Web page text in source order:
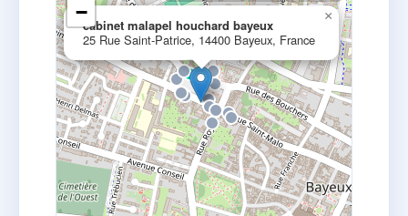
cabinet malapel houchard bayeux
25 Rue Saint-Patrice, 14400 Bayeux, France
×
−